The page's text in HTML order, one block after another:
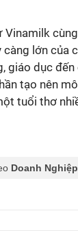
lớn của
giáo dục
tạo nên
tuổi thơ
Doanh